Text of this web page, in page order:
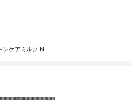
ンケアミルク N